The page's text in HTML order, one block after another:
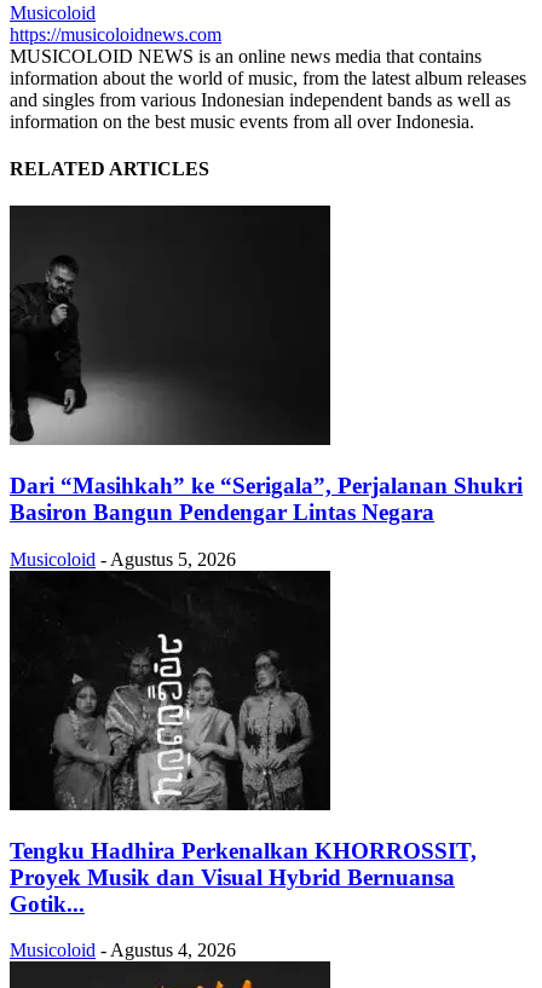
Musicoloid
https://musicoloidnews.com
MUSICOLOID NEWS is an online news media that contains
information about the world of music, from the latest album releases
and singles from various Indonesian independent bands as well as
information on the best music events from all over Indonesia.
RELATED ARTICLES
Dari “Masihkah” ke “Serigala”, Perjalanan Shukri
Basiron Bangun Pendengar Lintas Negara
Musicoloid - Agustus 5, 2026
Tengku Hadhira Perkenalkan KHORROSSIT,
Proyek Musik dan Visual Hybrid Bernuansa
Gotik...
Musicoloid - Agustus 4, 2026